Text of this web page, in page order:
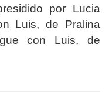
por Lucia
Luis, de Pralina
con Luis, de